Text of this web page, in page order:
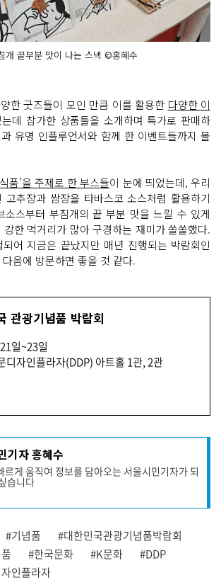
개 끝부분 맛이 나는 스낵 ©홍혜수
한 굿즈들이 모인 만큼 이를 활용한 다양한 이
데 참가한 상품들을 소개하며 특가로 판매하
유명 인플루언서와 함께 한 이벤트들까지 볼
품’을 주제로 한 부스들이 눈에 띄었는데, 우리
고추장과 쌈장을 타바스코 소스처럼 활용하기
소스부터 부침개의 끝 부분 맛을 느낄 수 있게
한 먹거리가 많아 구경하는 재미가 쏠쏠했다.
어 지금은 끝났지만 매년 진행되는 박람회인
음에 방문하면 좋을 것 같다.
관광기념품 박람회
일~23일
자인플라자(DDP) 아트홀 1관, 2관
기자 홍혜수
르게 움직여 정보를 담아오는 서울시민기자가 되
습니다
#기념품
#대한민국관광기념품박람회
#한국문화 #K문화
#DDP
인플라자